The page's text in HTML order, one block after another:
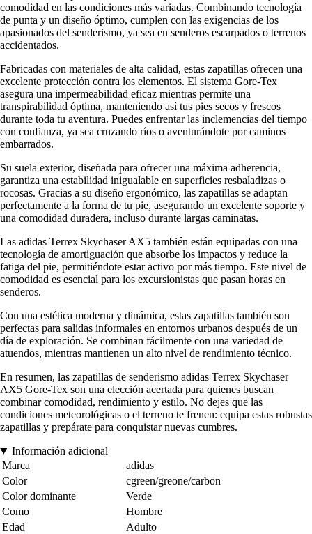
comodidad en las condiciones más variadas. Combinando tecnología
de punta y un diseño óptimo, cumplen con las exigencias de los
apasionados del senderismo, ya sea en senderos escarpados o terrenos
accidentados.
Fabricadas con materiales de alta calidad, estas zapatillas ofrecen una
excelente protección contra los elementos. El sistema Gore-Tex
asegura una impermeabilidad eficaz mientras permite una
transpirabilidad óptima, manteniendo así tus pies secos y frescos
durante toda tu aventura. Puedes enfrentar las inclemencias del tiempo
con confianza, ya sea cruzando ríos o aventurándote por caminos
embarrados.
Su suela exterior, diseñada para ofrecer una máxima adherencia,
garantiza una estabilidad inigualable en superficies resbaladizas o
rocosas. Gracias a su diseño ergonómico, las zapatillas se adaptan
perfectamente a la forma de tu pie, asegurando un excelente soporte y
una comodidad duradera, incluso durante largas caminatas.
Las adidas Terrex Skychaser AX5 también están equipadas con una
tecnología de amortiguación que absorbe los impactos y reduce la
fatiga del pie, permitiéndote estar activo por más tiempo. Este nivel de
comodidad es esencial para los excursionistas que pasan horas en
senderos.
Con una estética moderna y dinámica, estas zapatillas también son
perfectas para salidas informales en entornos urbanos después de un
día de exploración. Se combinan fácilmente con una variedad de
atuendos, mientras mantienen un alto nivel de rendimiento técnico.
En resumen, las zapatillas de senderismo adidas Terrex Skychaser
AX5 Gore-Tex son una elección acertada para quienes buscan
combinar comodidad, rendimiento y estilo. No dejes que las
condiciones meteorológicas o el terreno te frenen: equipa estas robustas
zapatillas y prepárate para conquistar nuevas cumbres.
Información adicional
Marca
adidas
Color
cgreen/greone/carbon
Color dominante
Verde
Como
Hombre
Edad
Adulto